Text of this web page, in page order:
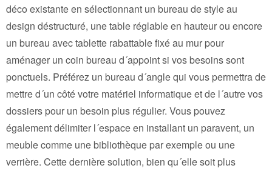
déco existante en sélectionnant un bureau de style au
design déstructuré, une table réglable en hauteur ou encore
un bureau avec tablette rabattable fixé au mur pour
aménager un coin bureau d´appoint si vos besoins sont
ponctuels. Préférez un bureau d´angle qui vous permettra de
mettre d´un côté votre matériel informatique et de l´autre vos
dossiers pour un besoin plus régulier. Vous pouvez
également délimiter l´espace en installant un paravent, un
meuble comme une bibliothèque par exemple ou une
verrière. Cette dernière solution, bien qu´elle soit plus